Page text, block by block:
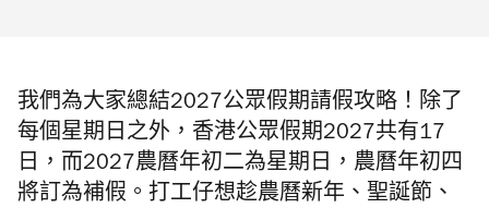
我們為大家總結2027公眾假期請假攻略！除了
每個星期日之外，香港公眾假期2027共有17
日，而2027農曆年初二為星期日，農曆年初四
將訂為補假。 打工仔想趁農曆新年、聖誕節、